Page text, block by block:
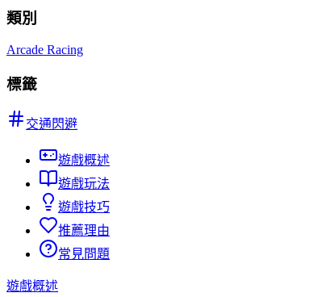
類別
Arcade Racing
標籤
交通閃避
遊戲概述
遊戲玩法
遊戲技巧
推薦理由
常見問題
遊戲概述